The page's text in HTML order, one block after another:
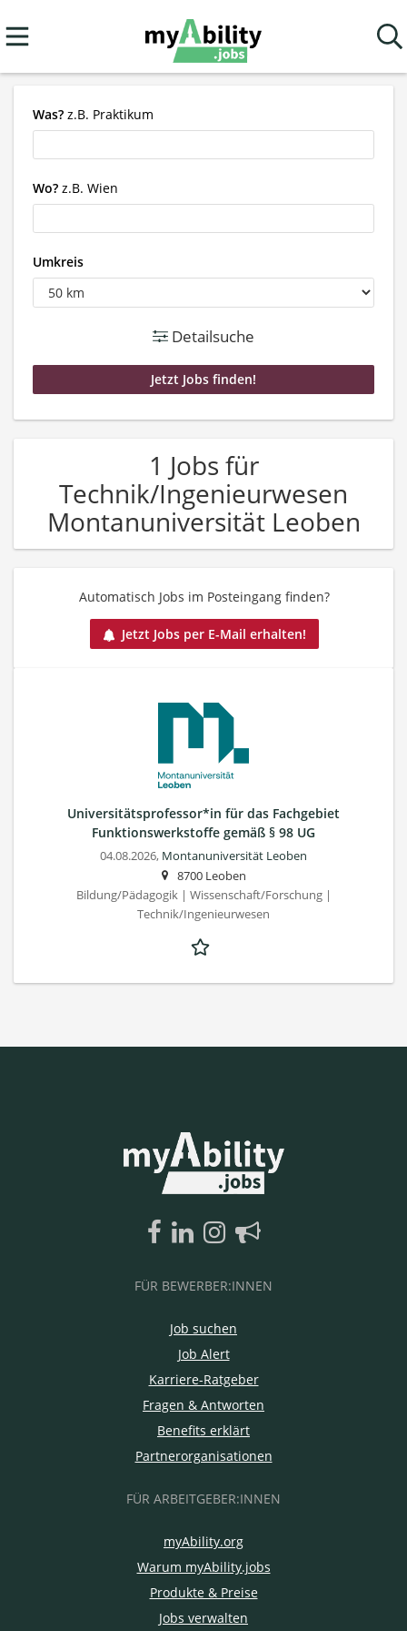
Was? z.B. Praktikum
Wo? z.B. Wien
Umkreis
Detailsuche
1 Jobs für
Technik/Ingenieurwesen
Montanuniversität Leoben
Automatisch Jobs im Posteingang finden?
Jetzt Jobs per E-Mail erhalten!
Universitätsprofessor*in für das Fachgebiet
Funktionswerkstoffe gemäß § 98 UG
04.08.2026, Montanuniversität Leoben
8700 Leoben
Bildung/Pädagogik | Wissenschaft/Forschung |
Technik/Ingenieurwesen
FÜR BEWERBER:INNEN
Job suchen
Job Alert
Karriere-Ratgeber
Fragen & Antworten
Benefits erklärt
Partnerorganisationen
FÜR ARBEITGEBER:INNEN
myAbility.org
Warum myAbility.jobs
Produkte & Preise
Jobs verwalten